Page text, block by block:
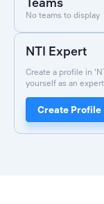
No teams to display
NTI Expert
Create a profile in
yourself as an expert
Create Profile